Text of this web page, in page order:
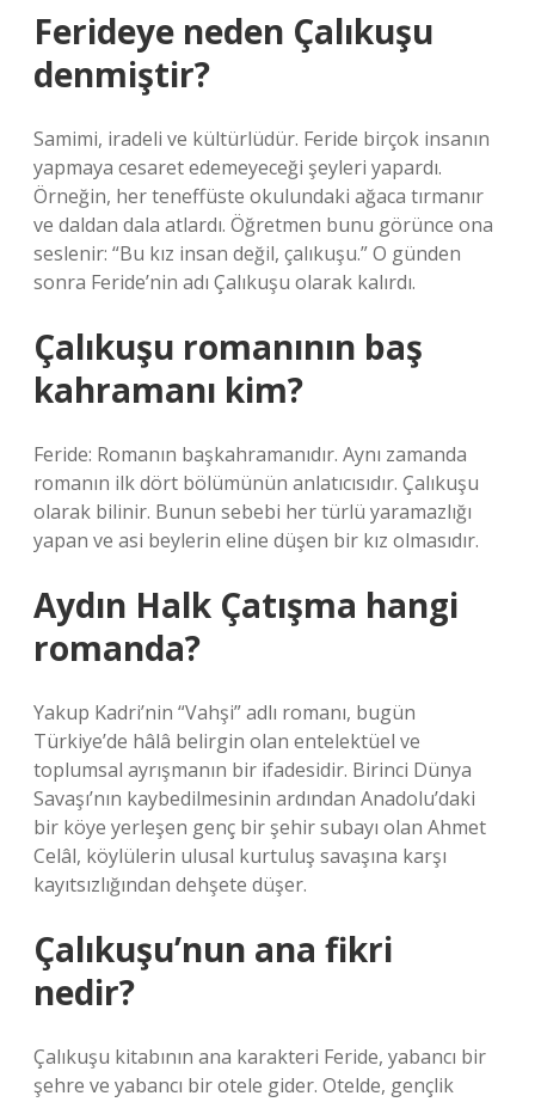
Ferideye neden Çalıkuşu
denmiştir?
Samimi, iradeli ve kültürlüdür. Feride birçok insanın
yapmaya cesaret edemeyeceği şeyleri yapardı.
Örneğin, her teneffüste okulundaki ağaca tırmanır
ve daldan dala atlardı. Öğretmen bunu görünce ona
seslenir: “Bu kız insan değil, çalıkuşu.” O günden
sonra Feride’nin adı Çalıkuşu olarak kalırdı.
Çalıkuşu romanının baş
kahramanı kim?
Feride: Romanın başkahramanıdır. Aynı zamanda
romanın ilk dört bölümünün anlatıcısıdır. Çalıkuşu
olarak bilinir. Bunun sebebi her türlü yaramazlığı
yapan ve asi beylerin eline düşen bir kız olmasıdır.
Aydın Halk Çatışma hangi
romanda?
Yakup Kadri’nin “Vahşi” adlı romanı, bugün
Türkiye’de hâlâ belirgin olan entelektüel ve
toplumsal ayrışmanın bir ifadesidir. Birinci Dünya
Savaşı’nın kaybedilmesinin ardından Anadolu’daki
bir köye yerleşen genç bir şehir subayı olan Ahmet
Celâl, köylülerin ulusal kurtuluş savaşına karşı
kayıtsızlığından dehşete düşer.
Çalıkuşu’nun ana fikri
nedir?
Çalıkuşu kitabının ana karakteri Feride, yabancı bir
şehre ve yabancı bir otele gider. Otelde, gençlik